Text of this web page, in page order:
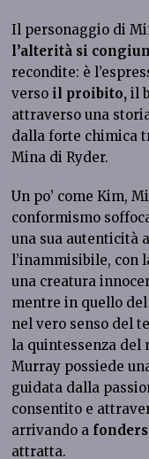
Il personaggio di
l’alterità si
recondite: è
verso il proibito, il
attraverso una
dalla forte chimica
Mina di Ryder.
Un po’ come Kim,
conformismo
una sua autenticità
l’inammisibile, con
una creatura
mentre in quello
nel vero senso del
la quintessenza del
Murray possiede
guidata dalla
consentito e
arrivando a
attratta.